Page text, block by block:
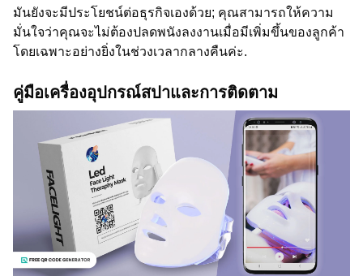
มันยังจะมีประโยชน์ต่อธุรกิจเองด้วย; คุณสามารถให้ความ
มั่นใจว่าคุณจะไม่ต้องปลดพนังลงงานเมื่อมีเพิ่มขึ้นของลูกค้า
โดยเฉพาะอย่างยิ่งในช่วงเวลากลางคืนค่ะ.
คู่มือเครื่องอุปกรณ์สปาและการติดตาม